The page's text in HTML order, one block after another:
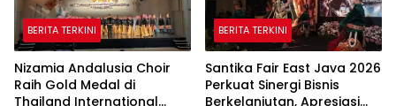
BERITA TERKINI
Nizamia Andalusia Choir
Raih Gold Medal di
Thailand International
BERITA TERKINI
Santika Fair East Java 2026
Perkuat Sinergi Bisnis
Berkelanjutan, Apresiasi